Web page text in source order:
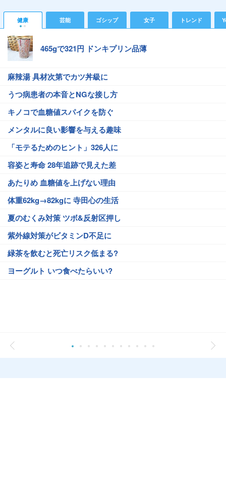
健康 芸能 ゴシップ 女子 トレンド
465gで321円 ドンキプリン品薄
麻辣湯 具材次第でカツ丼級に
うつ病患者の本音とNGな接し方
キノコで血糖値スパイクを防ぐ
メンタルに良い影響を与える趣味
「モテるためのヒント」326人に
容姿と寿命 28年追跡で見えた差
あたりめ 血糖値を上げない理由
体重62kg→82kgに 寺田心の生活
夏のむくみ対策 ツボ&反射区押し
紫外線対策がビタミンD不足に
緑茶を飲むと死亡リスク低まる?
ヨーグルト いつ食べたらいい?